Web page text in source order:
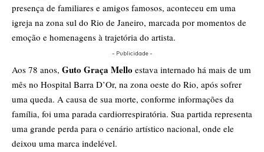
presença de familiares e amigos famosos, aconteceu em uma
igreja na zona sul do Rio de Janeiro, marcada por momentos de
emoção e homenagens à trajetória do artista.
- Publicidade -
Aos 78 anos, Guto Graça Mello estava internado há mais de um
mês no Hospital Barra D’Or, na zona oeste do Rio, após sofrer
uma queda. A causa de sua morte, conforme informações da
família, foi uma parada cardiorrespiratória. Sua partida representa
uma grande perda para o cenário artístico nacional, onde ele
deixou uma marca indelével.